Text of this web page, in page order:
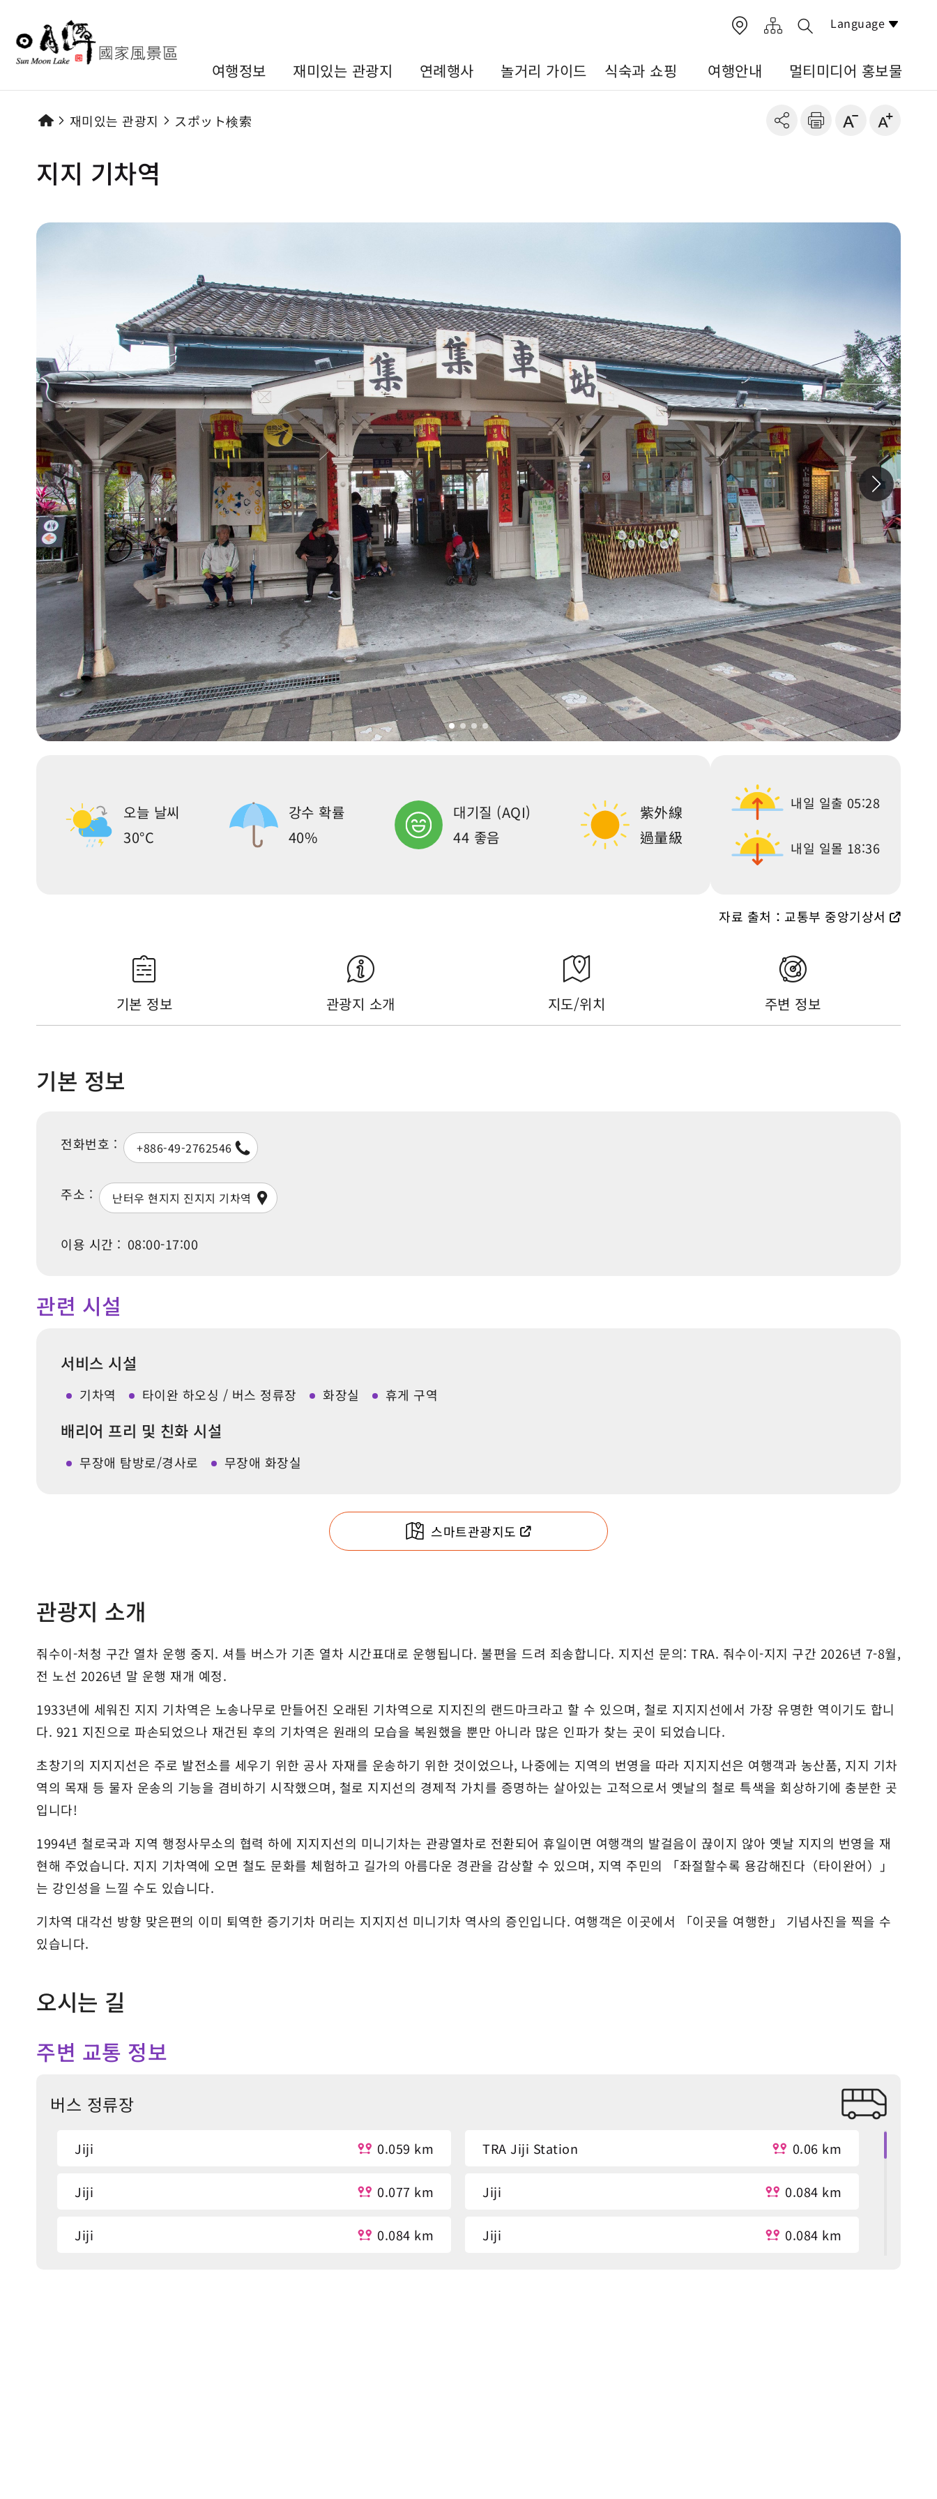
여행정보 재미있는 관광지 연례행사 놀거리 가이드 식숙과 쇼핑 여행안내 멀티미디어 홍보물
Language
재미있는 관광지 スポット検索
지지 기차역
오늘 날씨
30°C
강수 확률
40%
대기질 (AQI)
44 좋음
紫外線
過量級
내일 일출 05:28
내일 일몰 18:36
자료 출처：교통부 중앙기상서
기본 정보 관광지 소개 지도/위치 주변 정보
기본 정보
전화번호 : +886-49-2762546
주소 : 난터우 현지지 진지지 기차역
이용 시간 : 08:00-17:00
관련 시설
서비스 시설
기차역 타이완 하오싱 / 버스 정류장 화장실 휴게 구역
배리어 프리 및 친화 시설
무장애 탐방로/경사로 무장애 화장실
스마트관광지도
관광지 소개
줘수이-처청 구간 열차 운행 중지. 셔틀 버스가 기존 열차 시간표대로 운행됩니다. 불편을 드려 죄송합니다. 지지선 문의: TRA. 줘수이-지지 구간 2026년 7-8월,
전 노선 2026년 말 운행 재개 예정.
1933년에 세워진 지지 기차역은 노송나무로 만들어진 오래된 기차역으로 지지진의 랜드마크라고 할 수 있으며, 철로 지지지선에서 가장 유명한 역이기도 합니
다. 921 지진으로 파손되었으나 재건된 후의 기차역은 원래의 모습을 복원했을 뿐만 아니라 많은 인파가 찾는 곳이 되었습니다.
초창기의 지지지선은 주로 발전소를 세우기 위한 공사 자재를 운송하기 위한 것이었으나, 나중에는 지역의 번영을 따라 지지지선은 여행객과 농산품, 지지 기차
역의 목재 등 물자 운송의 기능을 겸비하기 시작했으며, 철로 지지선의 경제적 가치를 증명하는 살아있는 고적으로서 옛날의 철로 특색을 회상하기에 충분한 곳
입니다!
1994년 철로국과 지역 행정사무소의 협력 하에 지지지선의 미니기차는 관광열차로 전환되어 휴일이면 여행객의 발걸음이 끊이지 않아 옛날 지지의 번영을 재
현해 주었습니다. 지지 기차역에 오면 철도 문화를 체험하고 길가의 아름다운 경관을 감상할 수 있으며, 지역 주민의 「좌절할수록 용감해진다（타이완어）」
는 강인성을 느낄 수도 있습니다.
기차역 대각선 방향 맞은편의 이미 퇴역한 증기기차 머리는 지지지선 미니기차 역사의 증인입니다. 여행객은 이곳에서 「이곳을 여행한」 기념사진을 찍을 수
있습니다.
오시는 길
주변 교통 정보
버스 정류장
Jiji 0.059 km TRA Jiji Station 0.06 km
Jiji 0.077 km Jiji 0.084 km
Jiji 0.084 km Jiji 0.084 km